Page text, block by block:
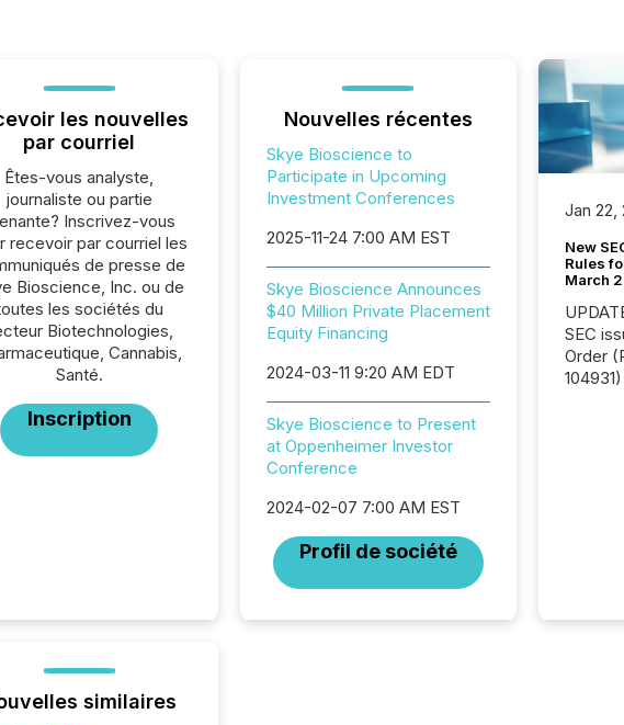
les nouvelles
par courriel
Êtes-vous analyste,
journaliste ou partie
Inscrivez-vous
recevoir par courriel les
de presse de
Bioscience, Inc. ou de
les sociétés du
Biotechnologies,
Cannabis,
Santé.
Inscription
Nouvelles récentes
Skye Bioscience to
Participate in Upcoming
Investment Conferences
2025-11-24 7:00 AM EST
Skye Bioscience Announces
$40 Million Private Placement
Equity Financing
2024-03-11 9:20 AM EDT
Skye Bioscience to Present
at Oppenheimer Investor
Conference
2024-02-07 7:00 AM EST
Profil de société
Jan 22,
New
Rules
March
UPDATE: On
SEC
Order (Release No. 34-
this
similaires